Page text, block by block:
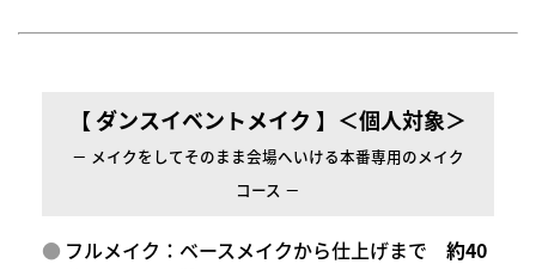
【 ダンスイベントメイク 】＜個人対象＞
－ メイクをしてそのまま会場へいける本番専用のメイク
コース －
フルメイク：ベースメイクから仕上げまで約40